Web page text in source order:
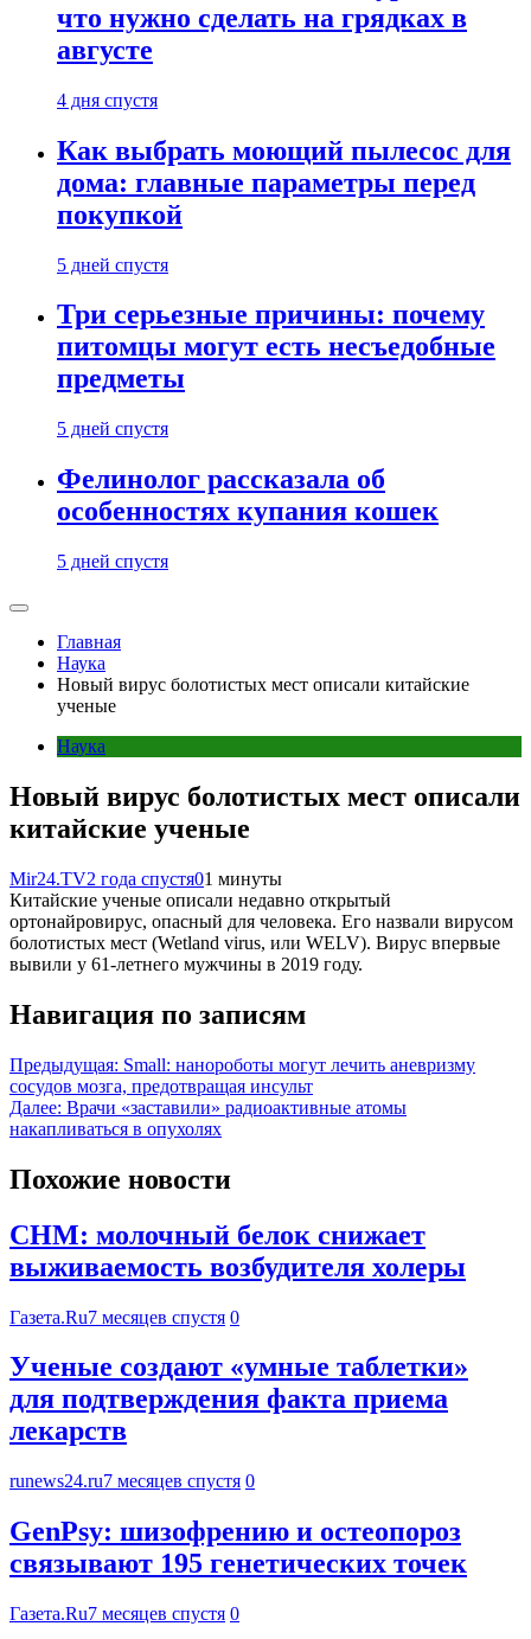
что нужно сделать на грядках в
августе
4 дня спустя
Как выбрать моющий пылесос для
дома: главные параметры перед
покупкой
5 дней спустя
Три серьезные причины: почему
питомцы могут есть несъедобные
предметы
5 дней спустя
Фелинолог рассказала об
особенностях купания кошек
5 дней спустя
Главная
Наука
Новый вирус болотистых мест описали китайские
ученые
Наука
Новый вирус болотистых мест описали
китайские ученые
Mir24.TV2 года спустя01 минуты
Китайские ученые описали недавно открытый
ортонайровирус, опасный для человека. Его назвали вирусом
болотистых мест (Wetland virus, или WELV). Вирус впервые
вывили у 61-летнего мужчины в 2019 году.
Навигация по записям
Предыдущая: Small: нанороботы могут лечить аневризму
сосудов мозга, предотвращая инсульт
Далее: Врачи «заставили» радиоактивные атомы
накапливаться в опухолях
Похожие новости
CHM: молочный белок снижает
выживаемость возбудителя холеры
Газета.Ru7 месяцев спустя 0
Ученые создают «умные таблетки»
для подтверждения факта приема
лекарств
runews24.ru7 месяцев спустя 0
GenPsy: шизофрению и остеопороз
связывают 195 генетических точек
Газета.Ru7 месяцев спустя 0